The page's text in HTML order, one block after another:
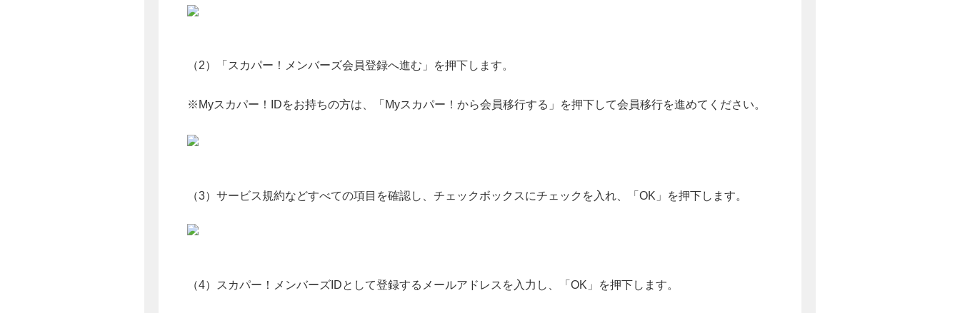
（2）「スカパー！メンバーズ会員登録へ進む」を押下します。
※Myスカパー！IDをお持ちの方は、「Myスカパー！から会員移行する」を押下して会員移行を進めてください。
（3）サービス規約などすべての項目を確認し、チェックボックスにチェックを入れ、「OK」を押下します。
（4）スカパー！メンバーズIDとして登録するメールアドレスを入力し、「OK」を押下します。